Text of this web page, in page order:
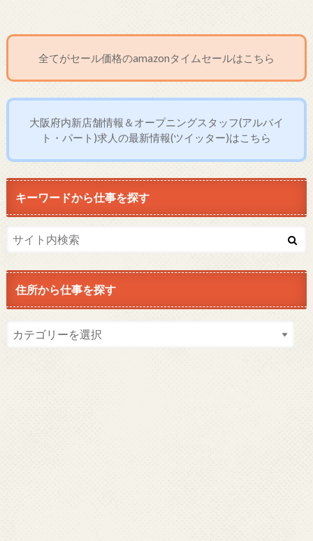
全てがセール価格のamazonタイムセールはこちら
大阪府内新店舗情報＆オープニングスタッフ(アルバイ
ト・パート)求人の最新情報(ツイッター)はこちら
キーワードから仕事を探す
住所から仕事を探す